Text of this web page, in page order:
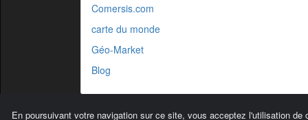
En poursuivant votre navigation sur ce site, vous acceptez l'utilisation
Comersis.com
carte du monde
Géo-Market
Blog